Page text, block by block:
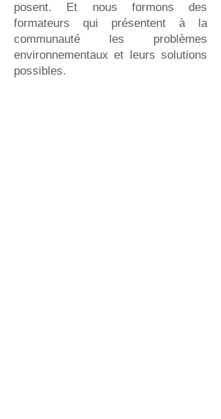
posent. Et nous formons des
formateurs qui présentent à la
communauté les problèmes
environnementaux et leurs solutions
possibles.